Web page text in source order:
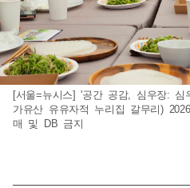
[서울=뉴시스] '공간 공감, 심우장:
가유산 유유자적 누리집 갈무리)
매 및 DB 금지